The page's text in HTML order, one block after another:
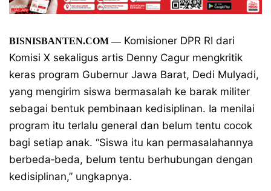
BISNISBANTEN.COM —Komisioner DPR RI dari
Komisi X sekaligus artis Denny Cagur mengkritik
keras program Gubernur Jawa Barat, Dedi Mulyadi,
yang mengirim siswa bermasalah ke barak militer
sebagai bentuk pembinaan kedisiplinan. Ia menilai
program itu terlalu general dan belum tentu cocok
bagi setiap anak. “Siswa itu kan permasalahannya
berbeda‑beda, belum tentu berhubungan dengan
kedisiplinan,” ungkapnya.